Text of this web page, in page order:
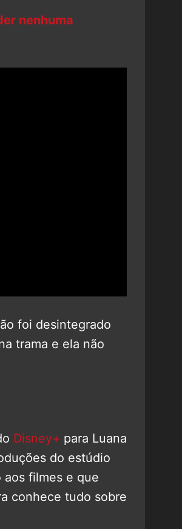
nenhuma
foi desintegrado
trama e ela não
Disney+ para Luana
do estúdio
aos filmes e que
conhece tudo sobre